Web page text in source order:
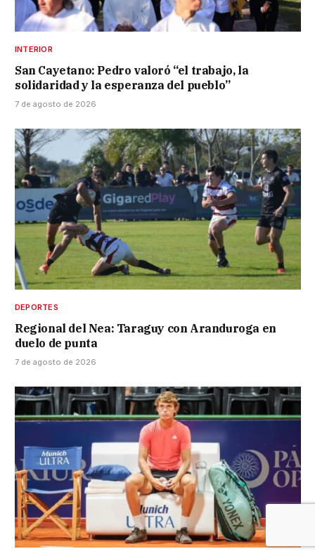
INTERIOR
San Cayetano: Pedro valoró “el trabajo, la
solidaridad y la esperanza del pueblo”
7 de agosto de 2026
DEPORTES
Regional del Nea: Taraguy con Aranduroga en
duelo de punta
7 de agosto de 2026